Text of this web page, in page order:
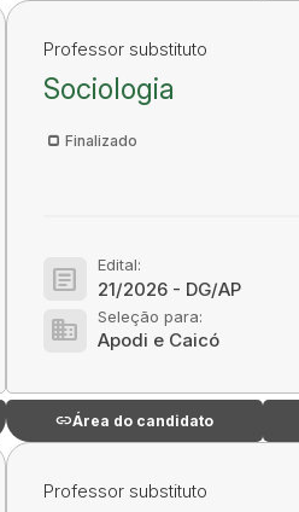
Professor substituto
Sociologia
Finalizado
article Edital:
21/2026 - DG/AP
domain Seleção para:
Apodi e Caicó
linkÁrea do candidato
Professor substituto